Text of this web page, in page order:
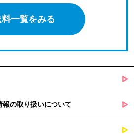
料一覧をみる
の取り扱いについて